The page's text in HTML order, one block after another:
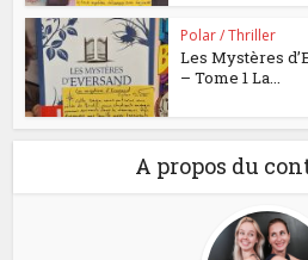
Polar / Thriller
Les Mystères
– Tome 1 La...
A propos du